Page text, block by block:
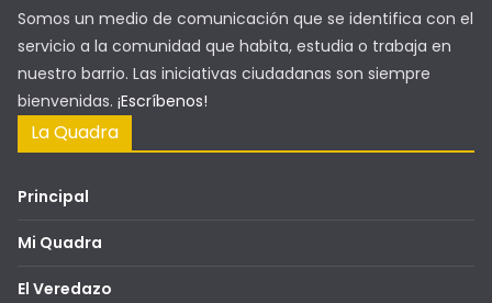
Somos un medio de comunicación que se identifica con el
servicio a la comunidad que habita, estudia o trabaja en
nuestro barrio. Las iniciativas ciudadanas son siempre
bienvenidas. ¡Escríbenos!
La Quadra
Principal
Mi Quadra
El Veredazo